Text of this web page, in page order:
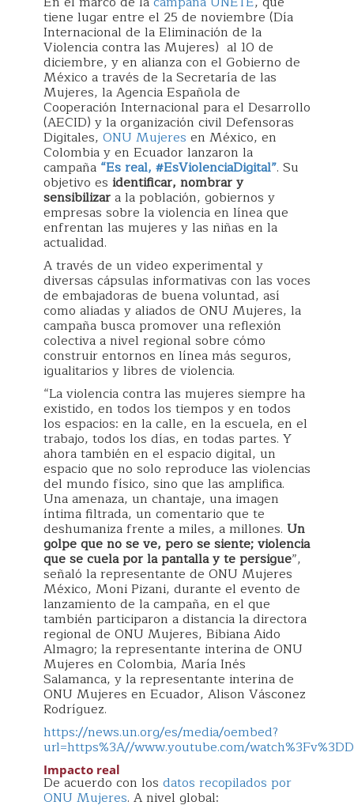
tiene lugar entre el 25 de noviembre (Día
Internacional de la Eliminación de la
Violencia contra las Mujeres) al 10 de
diciembre, y en alianza con el Gobierno de
México a través de la Secretaría de las
Mujeres, la Agencia Española de
Cooperación Internacional para el Desarrollo
(AECID) y la organización civil Defensoras
Digitales, ONU Mujeres en México, en
Colombia y en Ecuador lanzaron la
campaña “Es real, #EsViolenciaDigital”. Su
objetivo es identificar, nombrar y
sensibilizara la población, gobiernos y
empresas sobre la violencia en línea que
enfrentan las mujeres y las niñas en la
actualidad.
A través de un video experimental y
diversas cápsulas informativas con las voces
de embajadoras de buena voluntad, así
como aliadas y aliados de ONU Mujeres, la
campaña busca promover una reflexión
colectiva a nivel regional sobre cómo
construir entornos en línea más seguros,
igualitarios y libres de violencia.
“La violencia contra las mujeres siempre ha
existido, en todos los tiempos y en todos
los espacios: en la calle, en la escuela, en el
trabajo, todos los días, en todas partes. Y
ahora también en el espacio digital, un
espacio que no solo reproduce las violencias
del mundo físico, sino que las amplifica.
Una amenaza, un chantaje, una imagen
íntima filtrada, un comentario que te
deshumaniza frente a miles, a millones. Un
golpe que no se ve, pero se siente; violencia
que se cuela por la pantalla y te persigue”,
señaló la representante de ONU Mujeres
México, Moni Pizani, durante el evento de
lanzamiento de la campaña, en el que
también participaron a distancia la directora
regional de ONU Mujeres, Bibiana Aido
Almagro; la representante interina de ONU
Mujeres en Colombia, María Inés
Salamanca, y la representante interina de
ONU Mujeres en Ecuador, Alison Vásconez
Rodríguez.
https://news.un.org/es/media/oembed?
url=https%3A//www.youtube.com/
Impacto real
De acuerdo con los datos recopilados por
ONU Mujeres. A nivel global: